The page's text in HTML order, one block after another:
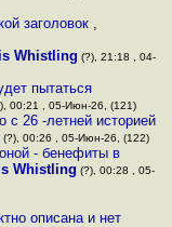
заголовок ,
Whistling (?), 21:18 , 04-
пытаться
00:21 , 05-Июн-26, (121)
26 -летней историей
(?), 00:26 , 05-Июн-26, (122)
- бенефиты в
Whistling (?), 00:28 , 05-
описана и нет